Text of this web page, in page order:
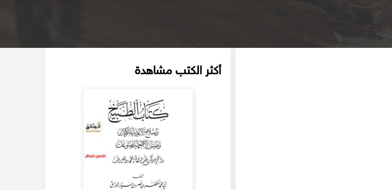
أكثر الكتب مشاهدة